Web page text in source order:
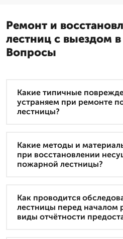
Ремонт и
лестниц с выездом
Вопросы
Какие типичные
устраняем при ремонте
лестницы?
Какие методы и
при восстановлении
пожарной лестницы?
Как проводится
лестницы перед началом
виды отчётности